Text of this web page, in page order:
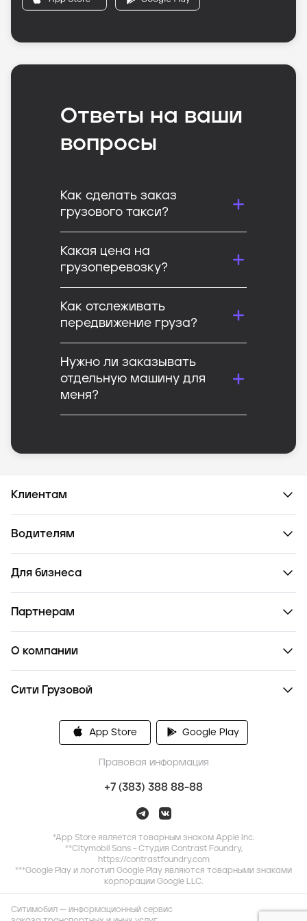
Ответы на ваши
вопросы
Как сделать заказ
грузового такси?
Какая цена на
грузоперевозку?
Как отслеживать
передвижение груза?
Нужно ли заказывать
отдельную машину для
меня?
Клиентам
Водителям
Для бизнеса
Партнерам
О компании
Сити Грузовой
App Store Google Play
Правовая информация
+7 (383) 388 88-88
*App Store является товарным знаком Apple Inc.
**Citymobil Sans - Студия Contrast Foundry,
https://contrastfoundry.com
***Google Play и логотип Google Play являются товарными знаками
корпорации Google LLC.
Ситимобил — информационный сервис